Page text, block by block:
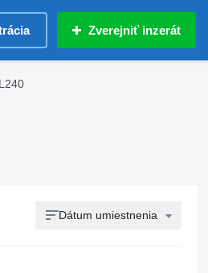
Zverejniť inzerát
Dátum umiestnenia